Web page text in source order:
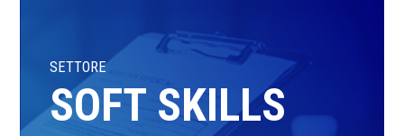
SETTORE
SOFT SKILLS